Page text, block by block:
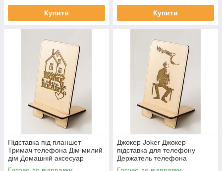
Купити Купити
Підставка під планшет
Тримач телефона Дім милий
дім Домашній аксесуар
Підставка під ґаджети
Джокер Joker Джокер
підставка для телефону
Держатель телефона
Ідеальний тримач телефону